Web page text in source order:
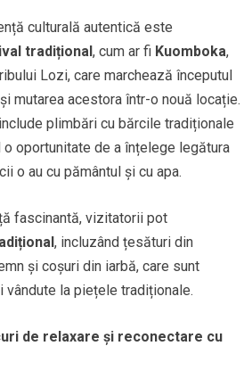
culturală autentică este
tradițional, cum ar fi Kuomboka,
Lozi, care marchează începutul
mutarea acestora într-o nouă locație.
plimbări cu bărcile tradiționale
oportunitate de a înțelege legătura
o au cu pământul și cu apa.
fascinantă, vizitatorii pot
, incluzând țesături din
și coșuri din iarbă, care sunt
la piețele tradiționale.
de relaxare și reconectare cu